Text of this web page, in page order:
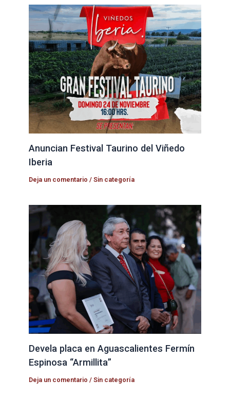
Anuncian Festival Taurino del Viñedo
Iberia
Deja un comentario /Sin categoría
Devela placa en Aguascalientes Fermín
Espinosa “Armillita”
Deja un comentario /Sin categoría